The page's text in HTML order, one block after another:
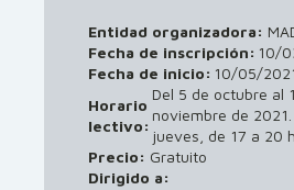
Entidad organizadora:
Fecha de inscripción: 10/
Fecha de inicio: 10/05/
Horario
lectivo:
Del 5 de octubre al
noviembre de
jueves, de 17 a 20
Precio: Gratuito
Dirigido a: